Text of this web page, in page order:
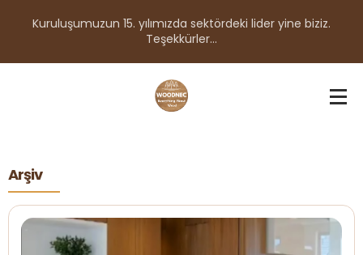
Kuruluşumuzun 15. yılımızda sektördeki lider yine biziz.
Teşekkürler...
Arşiv